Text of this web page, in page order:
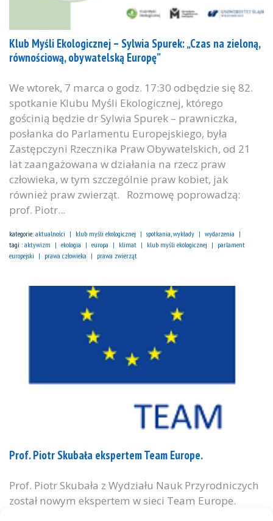
Klub Myśli Ekologicznej – Sylwia Spurek: „Czas na zieloną,
równościową, obywatelską Europę”
We wtorek, 7 marca o godz. 17:30 odbędzie się 82.
spotkanie Klubu Myśli Ekologicznej, którego
gościnią będzie dr Sylwia Spurek – prawniczka,
posłanka do Parlamentu Europejskiego, była
Zastępczyni Rzecznika Praw Obywatelskich, od 21
lat zaangażowana w działania na rzecz praw
człowieka, w tym szczególnie praw kobiet, jak
również praw zwierząt. Rozmowę poprowadzą:
prof. Piotr...
kategorie: aktualności klub myśli ekologicznej spotkania, wykłady
wydarzenia
tagi : aktywizm ekologia europa klimat klub myśli ekologicznej
parlament
europejski
prawa człowieka prawa zwierząt
Prof. Piotr Skubała ekspertem Team Europe.
Prof. Piotr Skubała z Wydziału Nauk Przyrodniczych
został nowym ekspertem w sieci Team Europe.